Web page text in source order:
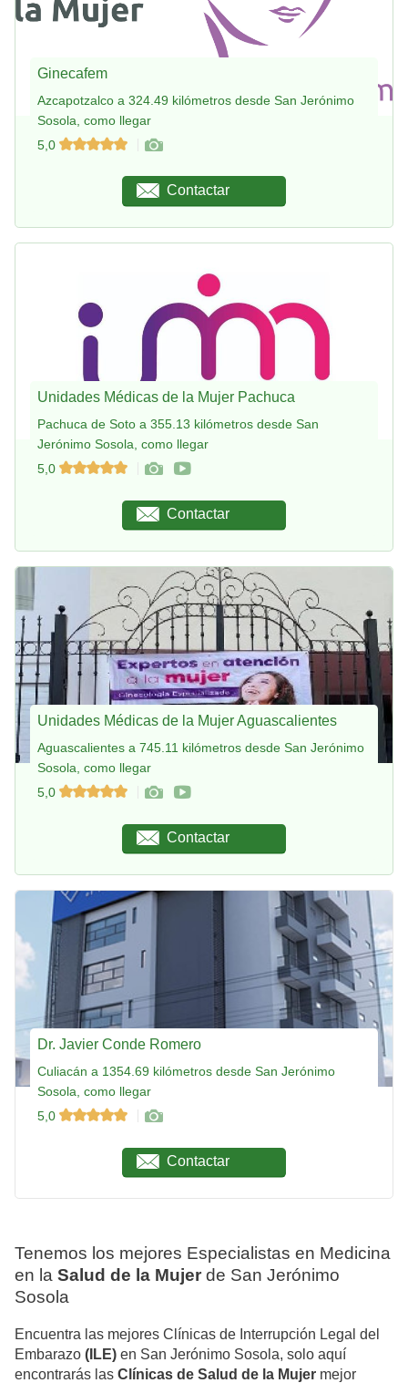
Ginecafem
Azcapotzalco a 324.49 kilómetros desde San Jerónimo
Sosola, como llegar
5,0
Contactar
Unidades Médicas de la Mujer Pachuca
Pachuca de Soto a 355.13 kilómetros desde San
Jerónimo Sosola, como llegar
5,0
Contactar
Unidades Médicas de la Mujer Aguascalientes
Aguascalientes a 745.11 kilómetros desde San Jerónimo
Sosola, como llegar
5,0
Contactar
Dr. Javier Conde Romero
Culiacán a 1354.69 kilómetros desde San Jerónimo
Sosola, como llegar
5,0
Contactar
Tenemos los mejores Especialistas en Medicina
en la Salud de la Mujer de San Jerónimo
Sosola
Encuentra las mejores Clínicas de Interrupción Legal del
Embarazo (ILE) en San Jerónimo Sosola, solo aquí
encontrarás las Clínicas de Salud de la Mujer mejor